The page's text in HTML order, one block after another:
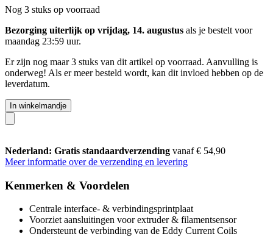
Nog 3 stuks op voorraad
Bezorging uiterlijk op vrijdag, 14. augustus als je bestelt voor
maandag 23:59 uur.
Er zijn nog maar 3 stuks van dit artikel op voorraad. Aanvulling is
onderweg! Als er meer besteld wordt, kan dit invloed hebben op de
leverdatum.
In winkelmandje
Nederland: Gratis standaardverzending vanaf € 54,90
Meer informatie over de verzending en levering
Kenmerken & Voordelen
Centrale interface- & verbindingsprintplaat
Voorziet aansluitingen voor extruder & filamentsensor
Ondersteunt de verbinding van de Eddy Current Coils